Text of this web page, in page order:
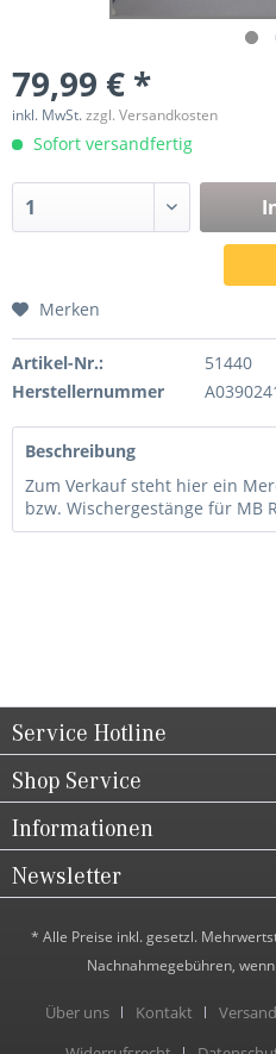
79,99 € *
inkl. MwSt.zzgl. Versandkosten
Sofort versandfertig
Merken
Artikel-Nr.:
51440
Herstellernummer
Beschreibung
Zum Verkauf steht hier ein
bzw. Wischergestänge für MB
Service Hotline
Shop Service
Informationen
Newsletter
* Alle Preise inkl. gesetzl.
Nachnahmegebühren,
Über uns Kontakt